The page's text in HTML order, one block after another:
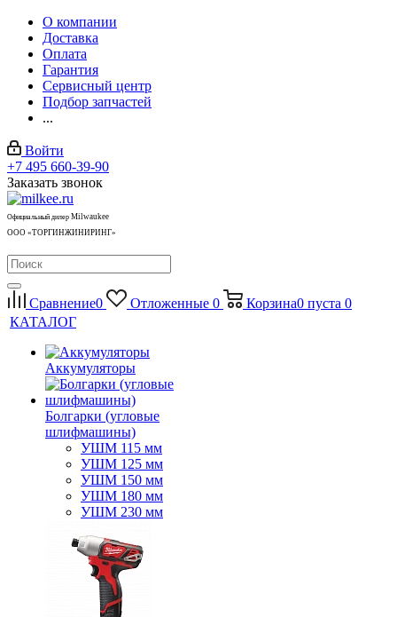
О компании
Доставка
Оплата
Гарантия
Сервисный центр
Подбор запчастей
...
Войти
+7 495 660-39-90
Заказать звонок
Официальный дилер Milwaukee
ООО «ТОРГИНЖИНИРИНГ»
Сравнение0 Отложенные 0 Корзина0 пуста 0
КАТАЛОГ
Аккумуляторы
Болгарки (угловые
шлифмашины)
УШМ 115 мм
УШМ 125 мм
УШМ 150 мм
УШМ 180 мм
УШМ 230 мм